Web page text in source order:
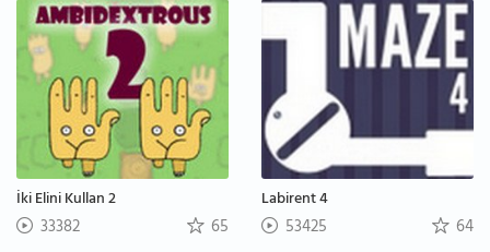
İki Elini Kullan 2
33382 65
Labirent 4
53425 64